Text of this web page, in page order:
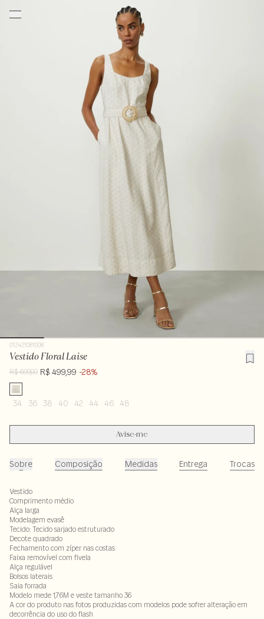
012421081008
Vestido Floral Laise
R$ 699,00 R$ 499,99 -28%
34 36 38 40 42 44 46 48
Avise-me
Sobre Composição Medidas Entrega Trocas
Vestido
Comprimento médio
Alça larga
Modelagem evasê
Tecido: Tecido sarjado estruturado
Decote quadrado
Fechamento com zíper nas costas
Faixa removível com fivela
Alça regulável
Bolsos laterais
Saia forrada
Modelo mede 1,76M e veste tamanho 36
A cor do produto nas fotos produzidas com modelos pode sofrer alteração em
decorrência do uso do flash